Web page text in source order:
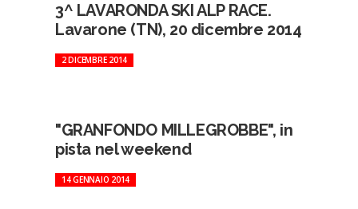
3^ LAVARONDA SKI ALP RACE.
Lavarone (TN), 20 dicembre 2014
2 DICEMBRE 2014
"GRANFONDO MILLEGROBBE", in
pista nel weekend
14 GENNAIO 2014